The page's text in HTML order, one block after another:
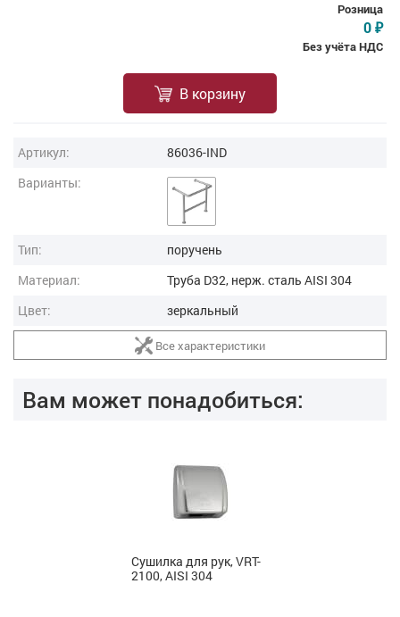
Розница
0 ₽
Без учёта НДС
В корзину
Артикул:
86036-IND
Варианты:
Тип:
поручень
Материал:
Труба D32, нерж. cталь AISI 304
Цвет:
зеркальный
Все характеристики
Вам может понадобиться:
Сушилка для рук, VRT-
2100, AISI 304